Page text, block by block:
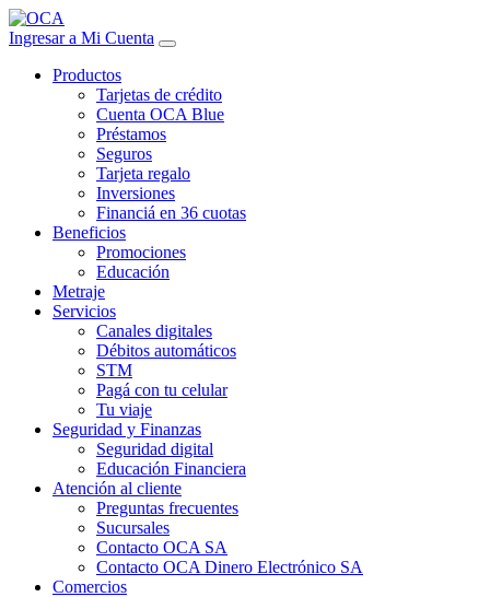
Ingresar a Mi Cuenta
Productos
Tarjetas de crédito
Cuenta OCA Blue
Préstamos
Seguros
Tarjeta regalo
Inversiones
Financiá en 36 cuotas
Beneficios
Promociones
Educación
Metraje
Servicios
Canales digitales
Débitos automáticos
STM
Pagá con tu celular
Tu viaje
Seguridad y Finanzas
Seguridad digital
Educación Financiera
Atención al cliente
Preguntas frecuentes
Sucursales
Contacto OCA SA
Contacto OCA Dinero Electrónico SA
Comercios